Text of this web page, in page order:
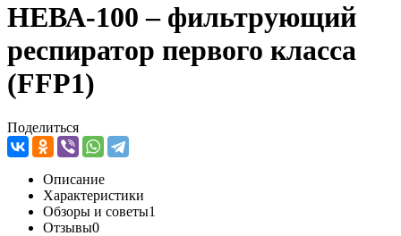
НЕВА-100 – фильтрующий
респиратор первого класса
(FFP1)
Поделиться
Описание
Характеристики
Обзоры и советы1
Отзывы0